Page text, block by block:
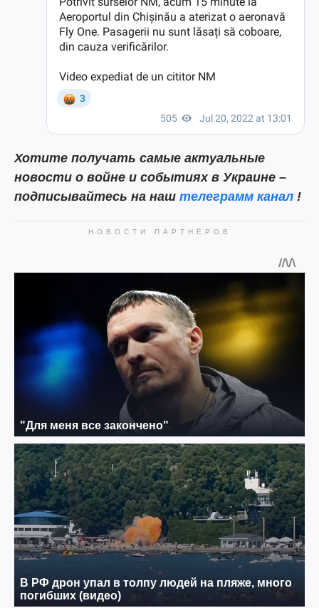
Хотите получать самые актуальные
новости о войне и событиях в Украине –
подписывайтесь на наш телеграмм канал !